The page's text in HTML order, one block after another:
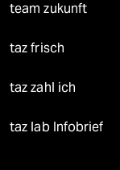
team zukunft
taz frisch
taz zahl ich
taz lab Infobrief